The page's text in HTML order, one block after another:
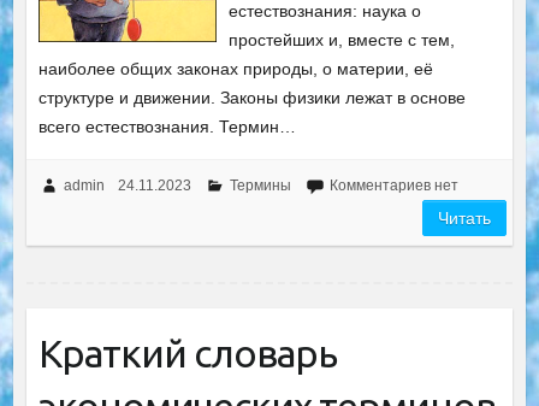
естествознания: наука о
простейших и, вместе с тем,
наиболее общих законах природы, о материи, её
структуре и движении. Законы физики лежат в основе
всего естествознания. Термин…
admin 24.11.2023 Термины Комментариев нет
Читать
Краткий словарь